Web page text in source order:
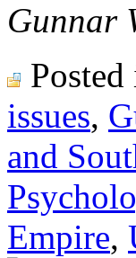
Gunnar
Posted
issues,
and
Empire,